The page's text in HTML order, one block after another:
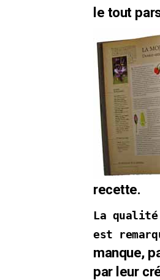
le tout
recette.
La
est
manque,
par leur